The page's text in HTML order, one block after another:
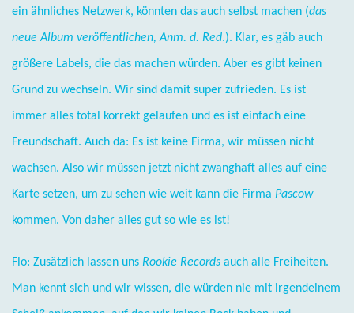
ein ähnliches Netzwerk, könnten das auch selbst machen (das
neue Album veröffentlichen, Anm. d. Red.). Klar, es gäb auch
größere Labels, die das machen würden. Aber es gibt keinen
Grund zu wechseln. Wir sind damit super zufrieden. Es ist
immer alles total korrekt gelaufen und es ist einfach eine
Freundschaft. Auch da: Es ist keine Firma, wir müssen nicht
wachsen. Also wir müssen jetzt nicht zwanghaft alles auf eine
Karte setzen, um zu sehen wie weit kann die Firma Pascow
kommen. Von daher alles gut so wie es ist!
Flo: Zusätzlich lassen uns Rookie Records auch alle Freiheiten.
Man kennt sich und wir wissen, die würden nie mit irgendeinem